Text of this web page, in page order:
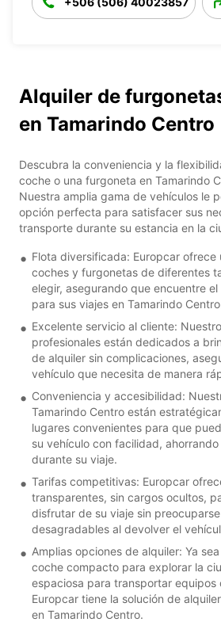
Alquiler de
en Tamarindo Centro
Descubra la conveniencia y la
coche o una furgoneta en Tamarindo
Nuestra amplia gama de vehículos le
opción perfecta para satisfacer sus
transporte durante su estancia en la
Flota diversificada: Europcar ofrece
coches y furgonetas de diferentes
elegir, asegurando que encuentre
para sus viajes en Tamarindo
Excelente servicio al cliente:
profesionales están dedicados a
de alquiler sin complicaciones,
vehículo que necesita de manera
Conveniencia y accesibilidad:
Tamarindo Centro están
lugares convenientes para que
su vehículo con facilidad,
durante su viaje.
Tarifas competitivas: Europcar
transparentes, sin cargos ocultos,
disfrutar de su viaje sin
desagradables al devolver el
Amplias opciones de alquiler: Ya
coche compacto para explorar la
espaciosa para transportar equipos
Europcar tiene la solución de
en Tamarindo Centro.